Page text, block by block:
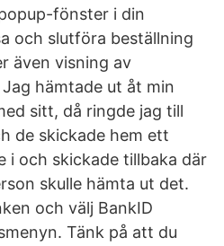
fönster i din
och slutföra beställning
även visning av
hämtade ut åt min
sitt, då ringde jag till
de skickade hem ett
i och skickade tillbaka där
skulle hämta ut det.
och välj BankID
Tänk på att du